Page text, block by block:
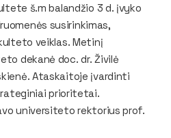
š.m balandžio 3 d. įvyko
susirinkimas,
veiklas. Metinį
dekanė doc. dr. Živilė
Ataskaitoje įvardinti
prioritetai.
universiteto rektorius prof.